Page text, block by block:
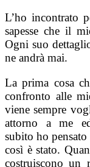
L’ho incontrato
sapesse che il
Ogni suo
ne andrà mai.
La prima cosa
confronto alle
viene sempre
attorno a me
subito ho
così è stato.
costruiscono